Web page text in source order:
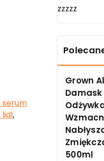
serum
lidl,
zzzzz
Grown
Damask
500ml